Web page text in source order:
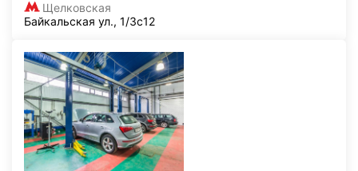
Щелковская
Байкальская ул., 1/3с12